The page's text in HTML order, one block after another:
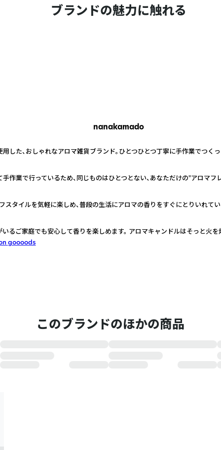
ブランドの魅力に触れる
nanakamado
した、おしゃれなアロマ雑貨ブランド。ひとつひとつ丁寧に手作業でつく
作業で行っているため、同じものはひとつとない、あなただけの"アロマフ
タイルを気軽に楽しめ、普段の生活にアロマの香りをすぐにとりいれてい
るご家庭でも安心して香りを楽しめます。 アロマキャンドルはそっと火
goooods
このブランドのほかの商品